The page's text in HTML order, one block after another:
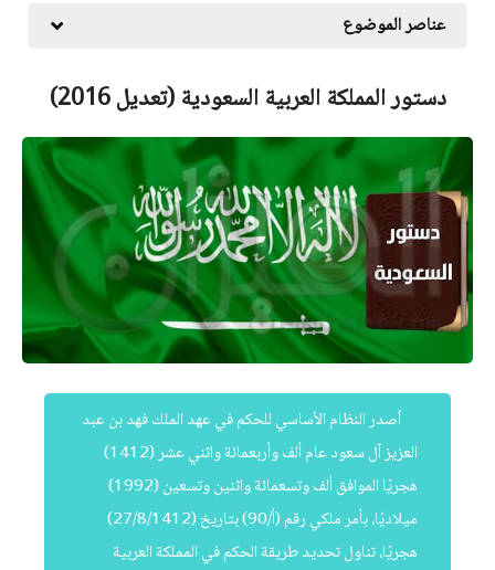
عناصر الموضوع
دستور المملكة العربية السعودية (تعديل 2016)
اُصدر النظام الأساسي للحكم في عهد الملك فهد بن عبد
العزيز آل سعود عام ألف وأربعمائة واثني عشر (1412)
هجريًا الموافق ألف وتسعمائة واثنين وتسعين (1992)
ميلاديًا، بأمر ملكي رقم (أ/90) بتاريخ (27/8/1412)
هجريًا، تناول تحديد طريقة الحكم في المملكة العربية